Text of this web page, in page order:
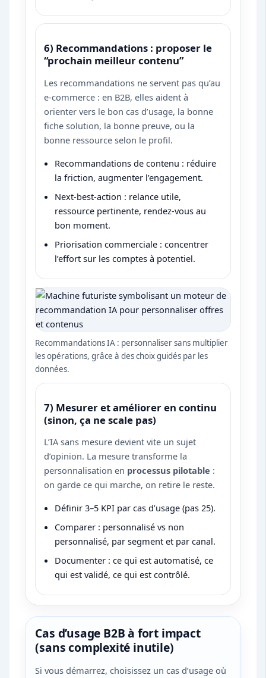
6) Recommandations : proposer le
“prochain meilleur contenu”
Les recommandations ne servent pas qu’au
e-commerce : en B2B, elles aident à
orienter vers le bon cas d’usage, la bonne
fiche solution, la bonne preuve, ou la
bonne ressource selon le profil.
Recommandations de contenu : réduire
la friction, augmenter l’engagement.
Next-best-action : relance utile,
ressource pertinente, rendez-vous au
bon moment.
Priorisation commerciale : concentrer
l’effort sur les comptes à potentiel.
Recommandations IA : personnaliser sans multiplier
les opérations, grâce à des choix guidés par les
données.
7) Mesurer et améliorer en continu
(sinon, ça ne scale pas)
L’IA sans mesure devient vite un sujet
d’opinion. La mesure transforme la
personnalisation en processus pilotable :
on garde ce qui marche, on retire le reste.
Définir 3–5 KPI par cas d’usage (pas 25).
Comparer : personnalisé vs non
personnalisé, par segment et par canal.
Documenter : ce qui est automatisé, ce
qui est validé, ce qui est contrôlé.
Cas d’usage B2B à fort impact
(sans complexité inutile)
Si vous démarrez, choisissez un cas d’usage où